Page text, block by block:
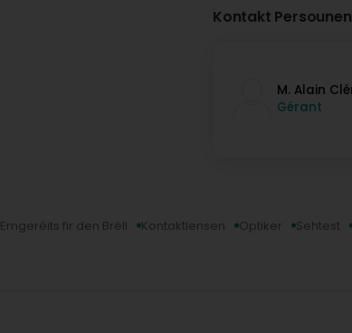
Kontakt Persounen
M. Alain
Gérant
Emgeréits fir den Brëll Kontaktlensen Optiker Sehtest